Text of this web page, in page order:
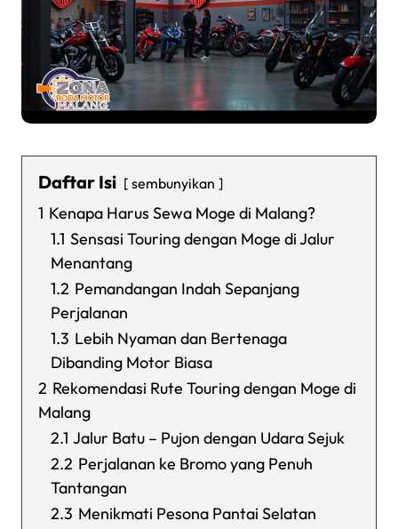
Daftar Isi sembunyikan
1 Kenapa Harus Sewa Moge di Malang?
1.1 Sensasi Touring dengan Moge di Jalur
Menantang
1.2 Pemandangan Indah Sepanjang
Perjalanan
1.3 Lebih Nyaman dan Bertenaga
Dibanding Motor Biasa
2 Rekomendasi Rute Touring dengan Moge di
Malang
2.1 Jalur Batu – Pujon dengan Udara Sejuk
2.2 Perjalanan ke Bromo yang Penuh
Tantangan
2.3 Menikmati Pesona Pantai Selatan